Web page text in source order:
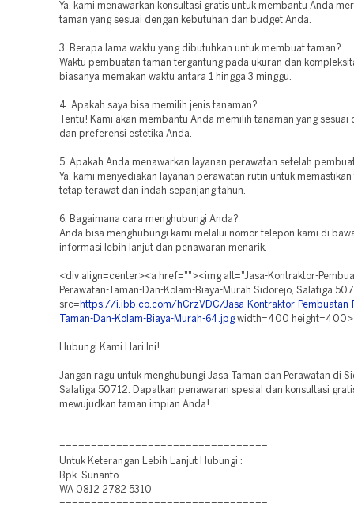
Ya, kami menawarkan konsultasi gratis untuk membantu Anda
taman yang sesuai dengan kebutuhan dan budget Anda.
3. Berapa lama waktu yang dibutuhkan untuk membuat taman?
Waktu pembuatan taman tergantung pada ukuran dan
biasanya memakan waktu antara 1 hingga 3 minggu.
4. Apakah saya bisa memilih jenis tanaman?
Tentu! Kami akan membantu Anda memilih tanaman yang sesuai
dan preferensi estetika Anda.
5. Apakah Anda menawarkan layanan perawatan setelah
Ya, kami menyediakan layanan perawatan rutin untuk
tetap terawat dan indah sepanjang tahun.
6. Bagaimana cara menghubungi Anda?
Anda bisa menghubungi kami melalui nomor telepon kami di
informasi lebih lanjut dan penawaran menarik.
<div align=center><a href=""><img alt="Jasa-Kontraktor-
Perawatan-Taman-Dan-Kolam-Biaya-Murah Sidorejo, Salatiga
src= https://i.ibb.co.com/hCrzVDC/Jasa-Kontraktor-Pembuatan-
Taman-Dan-Kolam-Biaya-Murah-64.jpgwidth=400
Hubungi Kami Hari Ini!
Jangan ragu untuk menghubungi Jasa Taman dan Perawatan di
Salatiga 50712. Dapatkan penawaran spesial dan konsultasi
mewujudkan taman impian Anda!
=================================
Untuk Keterangan Lebih Lanjut Hubungi :
Bpk. Sunanto
WA 0812 2782 5310
=================================